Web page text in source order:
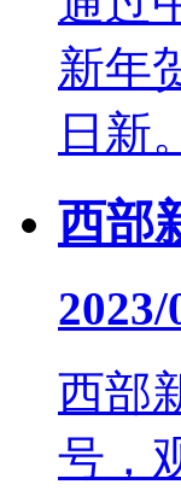
新年
日新
西部
2023/
西部
号，